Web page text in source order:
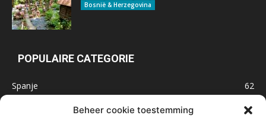
Beheer cookie toestemming
Bosnië & Herzegovina
POPULAIRE CATEGORIE
Spanje
62
47